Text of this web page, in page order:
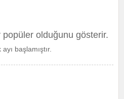
popüler olduğunu gösterir.
başlamıştır.